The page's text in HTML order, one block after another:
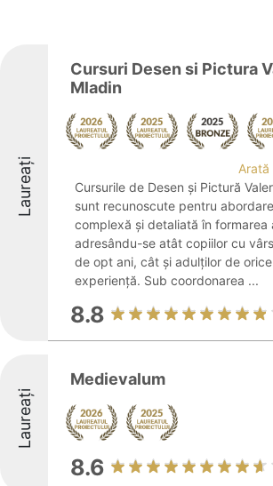
Laureați
Cursuri Desen si Pictura
Mladin
Arată
Cursurile de Desen și Pictură
sunt recunoscute pentru
complexă și detaliată în formarea
adresându-se atât copiilor cu
de opt ani, cât și adulților de
experiență. Sub coordonarea ...
8.8
Laureați
Medievalum
8.6